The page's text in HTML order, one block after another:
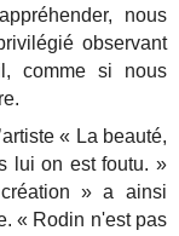
nous
observant
comme si nous
« La beauté,
lui on est foutu. »
» a ainsi
« Rodin n'est pas